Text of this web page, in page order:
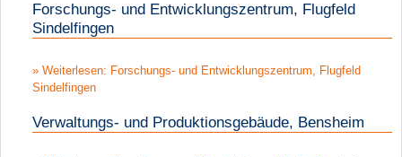
Forschungs- und Entwicklungszentrum, Flugfeld
Sindelfingen
Weiterlesen: Forschungs- und Entwicklungszentrum, Flugfeld
Sindelfingen
Verwaltungs- und Produktionsgebäude, Bensheim